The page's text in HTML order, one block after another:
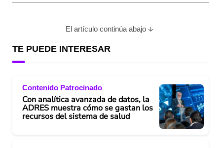
El artículo continúa abajo
TE PUEDE INTERESAR
Contenido Patrocinado
Con analítica avanzada de datos, la
ADRES muestra cómo se gastan los
recursos del sistema de salud